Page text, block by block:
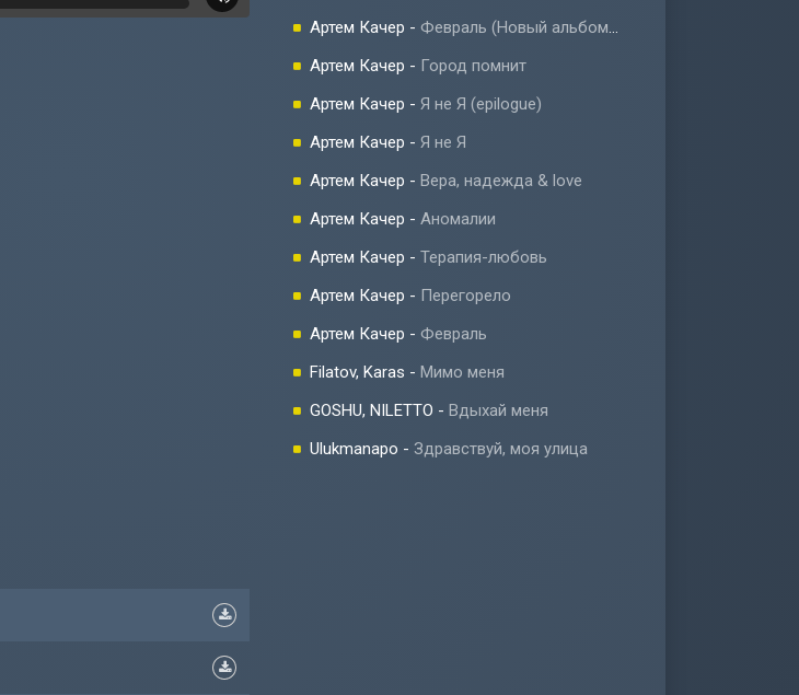
Артем Качер - Февраль (Новый альбом 2023)
Артем Качер - Город помнит
Артем Качер - Я не Я (epilogue)
Артем Качер - Я не Я
Артем Качер - Вера, надежда & love
Артем Качер - Аномалии
Артем Качер - Терапия-любовь
Артем Качер - Перегорело
Артем Качер - Февраль
Filatov, Karas - Мимо меня
GOSHU, NILETTO - Вдыхай меня
Ulukmanapo - Здравствуй, моя улица